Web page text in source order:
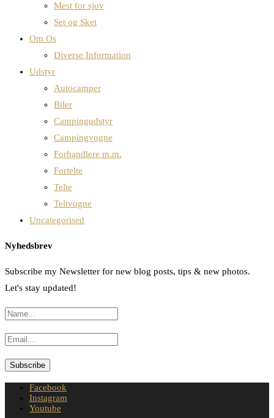
Mest for sjov
Set og Sket
Om Os
Diverse Information
Udstyr
Autocamper
Biler
Campingudstyr
Campingvogne
Forhandlere m.m.
Fortelte
Telte
Teltvogne
Uncategorised
Nyhedsbrev
Subscribe my Newsletter for new blog posts, tips & new photos.
Let's stay updated!
Facebook
Instagram
Youtube